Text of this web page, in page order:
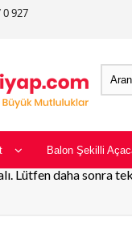
0 927
Balon Şekilli
Lütfen daha sonra